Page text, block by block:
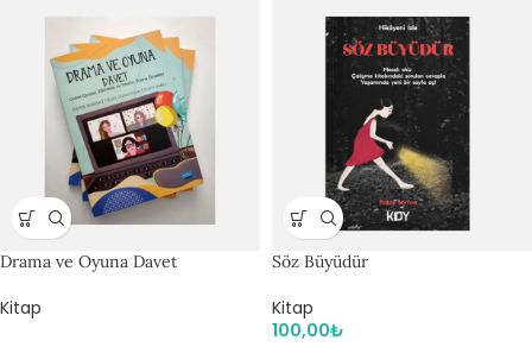
Drama ve Oyuna Davet
Kitap
Söz Büyüdür
Kitap
100,00₺